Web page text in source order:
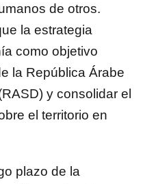
de otros.
la estrategia
como objetivo
la República Árabe
y consolidar el
el territorio en
plazo de la